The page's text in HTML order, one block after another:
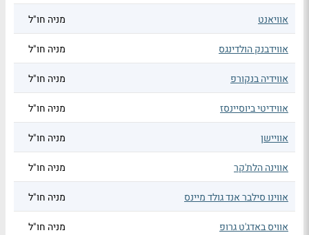
אוויאנט מניה חו"ל
אווידבנק הולדינגס מניה חו"ל
אווידיה בנקורפ מניה חו"ל
אווידיטי ביוסיינסז מניה חו"ל
אוויישן מניה חו"ל
אווינה הלת'קר מניה חו"ל
אווינו סילבר אנד גולד מיינס מניה חו"ל
אוויס באדג'ט גרופ מניה חו"ל